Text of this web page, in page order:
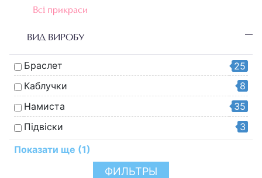
Всі прикраси
ВИД ВИРОБУ
Браслет
25
Каблучки
8
Намиста
35
Підвіски
3
Сережки
Показати ще (1)
ФИЛЬТРЫ